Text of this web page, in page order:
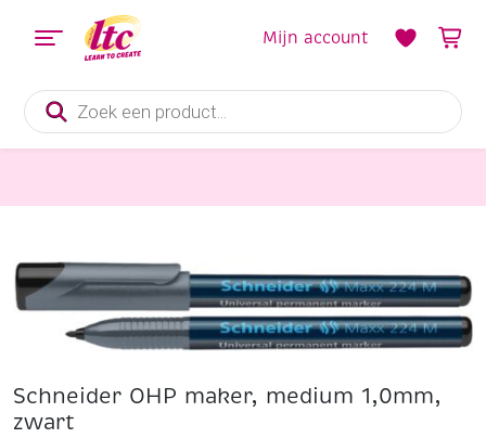
Producten
zoeken
Mijn account
Schneider OHP maker, medium 1,0mm,
zwart